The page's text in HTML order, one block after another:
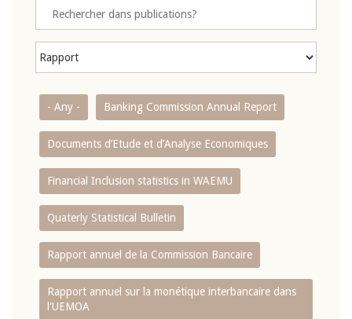
- Any - Banking Commission Annual Report
Documents d’Etude et d’Analyse Economiques
Financial Inclusion statistics in WAEMU
Quaterly Statistical Bulletin
Rapport annuel de la Commission Bancaire
Rapport annuel sur la monétique interbancaire dans
l'UEMOA